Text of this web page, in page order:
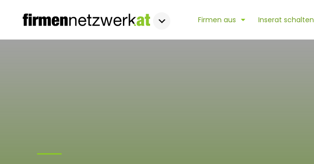
Firmen aus Inserat schalten